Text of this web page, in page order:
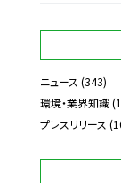
ニュース (343)
環境・業界知識
プレスリリース